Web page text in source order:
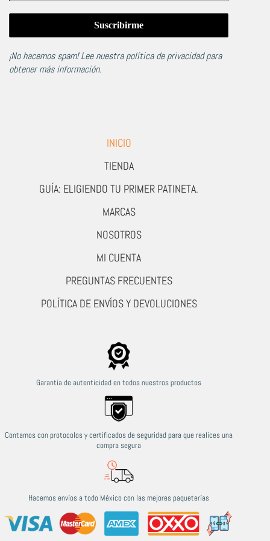
¡No hacemos spam! Lee nuestrapolítica de privacidadpara
obtener más información.
INICIO
TIENDA
GUÍA: ELIGIENDO TU PRIMER PATINETA.
MARCAS
NOSOTROS
MI CUENTA
PREGUNTAS FRECUENTES
POLÍTICA DE ENVÍOS Y DEVOLUCIONES
Garantía de autenticidad en todos nuestros productos
Contamos con protocolos y certificados de seguridad para que realices una
compra segura
Hacemos envíos a todo México con las mejores paqueterías